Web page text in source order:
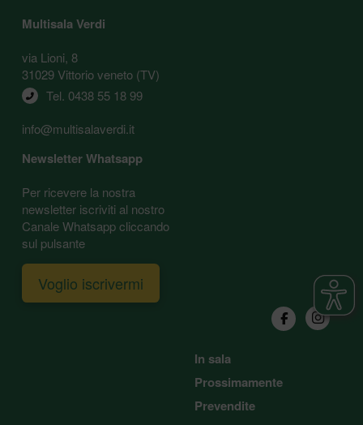
Multisala Verdi
via Lioni, 8
31029 Vittorio veneto (TV)
Tel. 0438 55 18 99
info@multisalaverdi.it
Newsletter Whatsapp
Per ricevere la nostra
newsletter iscriviti al nostro
Canale Whatsapp cliccando
sul pulsante
Voglio iscrivermi
In sala
Prossimamente
Prevendite